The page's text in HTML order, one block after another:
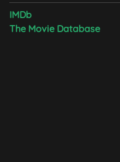
IMDb
The Movie Database